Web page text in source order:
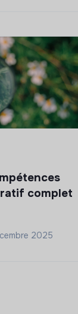
complet
2025